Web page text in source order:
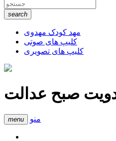
search
مهد کودک مهدوی
کلیپ های صوتی
کلیپ های تصویری
صبح عدالت
menu منو